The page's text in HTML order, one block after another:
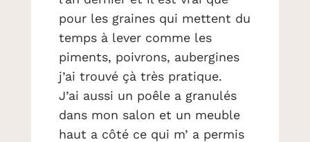
pour les graines qui mettent du
temps à lever comme les
piments, poivrons, aubergines
j’ai trouvé çà très pratique.
J’ai aussi un poêle a granulés
dans mon salon et un meuble
haut a côté ce qui m’ a permis